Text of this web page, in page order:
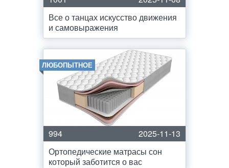
Все о танцах искусство движения
и самовыражения
ЛЮБОПЫТНОЕ
994
2025-11-13
Ортопедические матрасы сон
который заботится о вас